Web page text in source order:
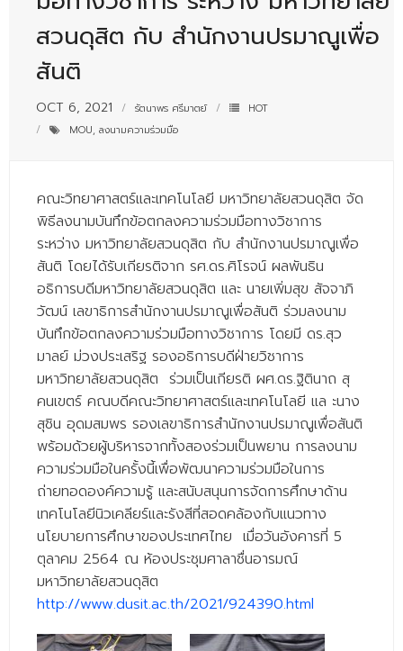
- - วิทยาการคอมพิวเตอร์
- - อาชีวอนามัยและความปลอดภัย
- - วิทยาศาสตร์การแพทย์
- - ความมั่นคงปลอดภัยไซเบอร์
- - อุตสาหกรรมชีวภาพเพื่อธุรกิจ
- ศึกษาศาสตรบัณฑิต
- - วิทยาศาสตร์ทั่วไป
- เทคโนโลยีบัณฑิต
ศูนย์บริการ
- ศูนย์เครื่องมือปฏิบัติการวิทยาศาสตร์
- ศูนย์สิ่งแวดล้อม
- ศูนย์ปัญญาประดิษฐ์เพื่อการศึกษา
สวนดุสิต กับ สำนักงานปรมาณูเพื่อ
สันติ
OCT 6, 2021 รัตนาพร ศรีมาตย์
HOT
MOU, ลงนามความร่วมมือ
คณะวิทยาศาสตร์และเทคโนโลยี มหาวิทยาลัยสวนดุสิต จัด
พิธีลงนามบันทึกข้อตกลงความร่วมมือทางวิชาการ
ระหว่าง มหาวิทยาลัยสวนดุสิต กับ สำนักงานปรมาณูเพื่อ
สันติ โดยได้รับเกียรติจาก รศ.ดร.ศิโรจน์ ผลพันธิน
อธิการบดีมหาวิทยาลัยสวนดุสิต และ นายเพิ่มสุข สัจจาภิ
วัฒน์ เลขาธิการสำนักงานปรมาณูเพื่อสันติ ร่วมลงนาม
บันทึกข้อตกลงความร่วมมือทางวิชาการ โดยมี ดร.สุว
มาลย์ ม่วงประเสริฐ รองอธิการบดีฝ่ายวิชาการ
มหาวิทยาลัยสวนดุสิต ร่วมเป็นเกียรติ ผศ.ดร.ฐิตินาถ สุ
คนเขตร์ คณบดีคณะวิทยาศาสตร์และเทคโนโลยี แล ะนาง
สุชิน อุดมสมพร รองเลขาธิการสำนักงานปรมาณูเพื่อสันติ
พร้อมด้วยผู้บริหารจากทั้งสองร่วมเป็นพยาน การลงนาม
ความร่วมมือในครั้งนี้เพื่อพัฒนาความร่วมมือในการ
ถ่ายทอดองค์ความรู้ และสนับสนุนการจัดการศึกษาด้าน
เทคโนโลยีนิวเคลียร์และรังสีที่สอดคล้องกับแนวทาง
นโยบายการศึกษาของประเทศไทย เมื่อวันอังคารที่ 5
ตุลาคม 2564 ณ ห้องประชุมศาลาชื่นอารมณ์
มหาวิทยาลัยสวนดุสิต
http://www.dusit.ac.th/2021/924390.html